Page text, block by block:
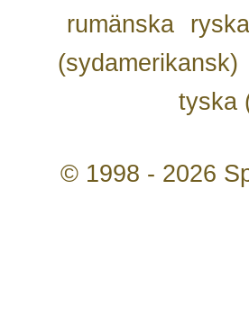
rumänska
ryska
(sydamerikansk)
tyska
© 1998 - 2026